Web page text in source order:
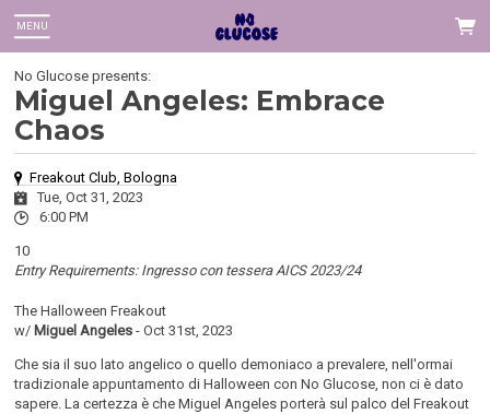
MENU
No Glucose presents:
Miguel Angeles: Embrace
Chaos
Freakout Club, Bologna
Tue, Oct 31, 2023
6:00 PM
10
Entry Requirements: Ingresso con tessera AICS 2023/24
The Halloween Freakout
w/ Miguel Angeles - Oct 31st, 2023
Che sia il suo lato angelico o quello demoniaco a prevalere, nell'ormai
tradizionale appuntamento di Halloween con No Glucose, non ci è dato
sapere. La certezza è che Miguel Angeles porterà sul palco del Freakout
can